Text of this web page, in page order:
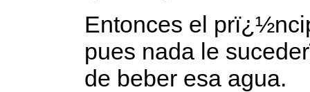
Entonces el
pues nada le
de beber esa agua.